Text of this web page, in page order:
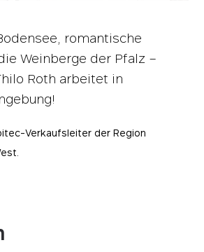
romantische
Weinberge der Pfalz –
Roth arbeitet in
Verkaufsleiter der Region